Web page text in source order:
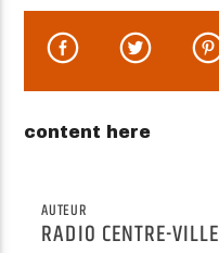
content here
AUTEUR
RADIO CENTRE-VILLE